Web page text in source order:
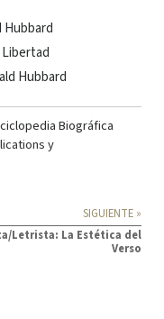
Hubbard
Libertad
Hubbard
Biográfica
y
SIGUIENTE »
Letrista: La Estética del
Verso